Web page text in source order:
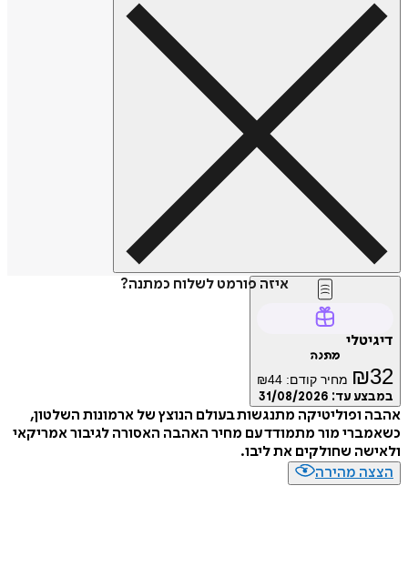
איזה פורמט לשלוח כמתנה?
דיגיטלי
מתנה
₪32 מחיר קודם: ₪44
במבצע עד: 31/08/2026
אהבה ופוליטיקה מתנגשות בעולם הנוצץ של ארמונות השלטון,
כשאמברי מור מתמודד עם מחיר האהבה האסורה לגיבור אמריקאי
ולאישה שחולקים את ליבו.
הצצה מהירה